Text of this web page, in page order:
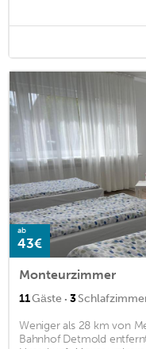
ab
43€
Monteurzimmer
11Gäste · 3
Weniger als 28 km von
Bahnhof Detmold